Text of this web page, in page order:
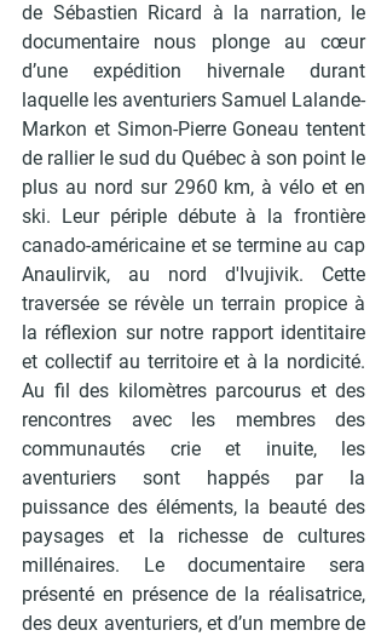
de Sébastien Ricard à la narration, le
documentaire nous plonge au cœur
d’une expédition hivernale durant
laquelle les aventuriers Samuel Lalande-
Markon et Simon-Pierre Goneau tentent
de rallier le sud du Québec à son point le
plus au nord sur 2960 km, à vélo et en
ski. Leur périple débute à la frontière
canado-américaine et se termine au cap
Anaulirvik, au nord d'Ivujivik. Cette
traversée se révèle un terrain propice à
la réflexion sur notre rapport identitaire
et collectif au territoire et à la nordicité.
Au fil des kilomètres parcourus et des
rencontres avec les membres des
communautés crie et inuite, les
aventuriers sont happés par la
puissance des éléments, la beauté des
paysages et la richesse de cultures
millénaires. Le documentaire sera
présenté en présence de la réalisatrice,
des deux aventuriers, et d’un membre de